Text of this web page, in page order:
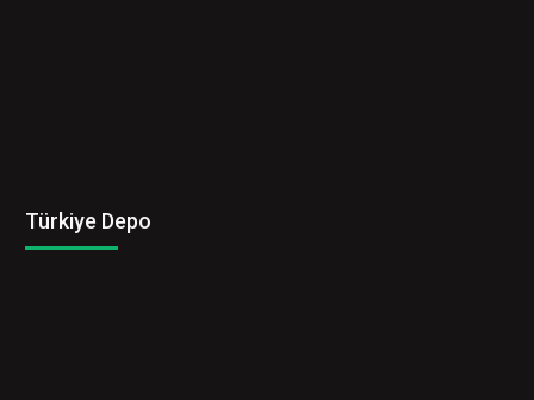
Türkiye Depo